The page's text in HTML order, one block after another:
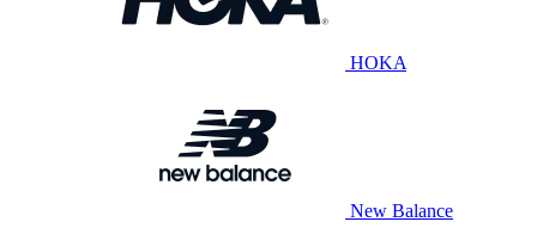
HOKA
New Balance